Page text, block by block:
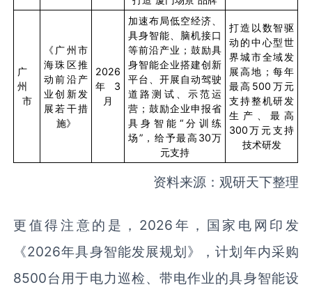
广
州
市
《广州市
海珠区推
动前沿产
业创新发
展若干措
施》
2026
年 3
月
加速布局低空经济、
具身智能、脑机接口
等前沿产业；鼓励具
身智能企业搭建创新
平台、开展自动驾驶
道路测试、示范运
营；鼓励企业申报省
具身智能“分训练
场”，给予最高 30万
元支持
打造以数智驱
动的中心型世
界城市全域发
展高地；每年
最高 500 万元
支持整机研发
生产、最高
300万元支持
技术研发
资料来源：观研天下整理
更值得注意的是，2026年，国家电网印发
《2026年具身智能发展规划》，计划年内采购
8500台用于电力巡检、带电作业的具身智能设